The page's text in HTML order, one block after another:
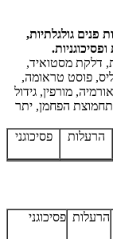
פנים גולגלתיות,
דלקת מסטואיד,
פוסט טראומה,
מורפין, גידול
הפחמן, יתר
הרעלות פסיכוגני
הרעלות פסיכוגני